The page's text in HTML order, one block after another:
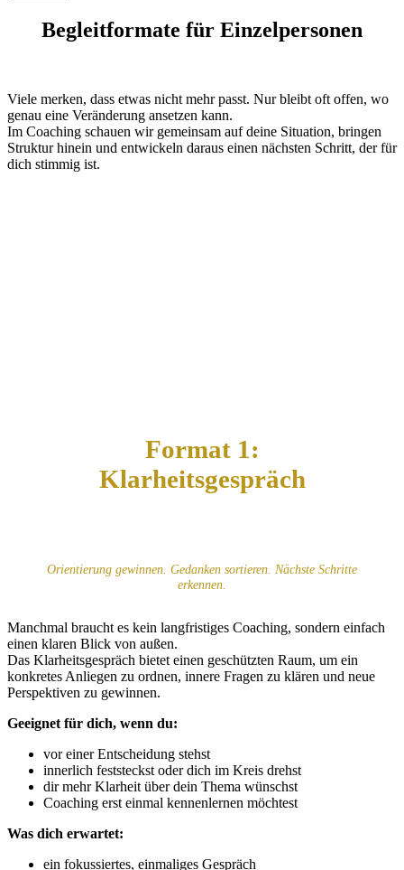
Begleitformate für Einzelpersonen
Viele merken, dass etwas nicht mehr passt. Nur bleibt oft offen, wo
genau eine Veränderung ansetzen kann.
Im Coaching schauen wir gemeinsam auf deine Situation, bringen
Struktur hinein und entwickeln daraus einen nächsten Schritt, der für
dich stimmig ist.
Format 1:
Klarheitsgespräch
Orientierung gewinnen. Gedanken sortieren. Nächste Schritte
erkennen.
Manchmal braucht es kein langfristiges Coaching, sondern einfach
einen klaren Blick von außen.
Das Klarheitsgespräch bietet einen geschützten Raum, um ein
konkretes Anliegen zu ordnen, innere Fragen zu klären und neue
Perspektiven zu gewinnen.
Geeignet für dich, wenn du:
vor einer Entscheidung stehst
innerlich feststeckst oder dich im Kreis drehst
dir mehr Klarheit über dein Thema wünschst
Coaching erst einmal kennenlernen möchtest
Was dich erwartet:
ein fokussiertes, einmaliges Gespräch